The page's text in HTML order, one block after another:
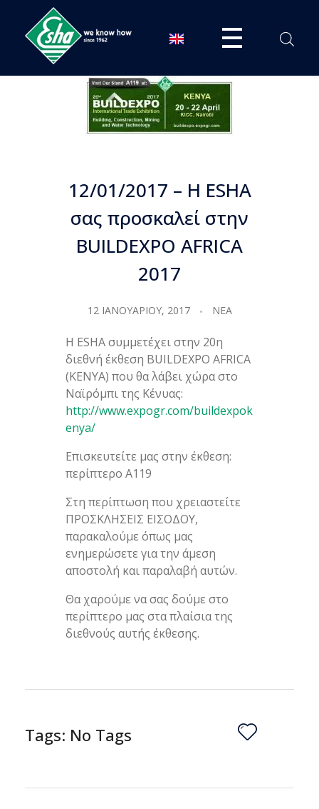
ESHA
12/01/2017 – H ESHA
σας προσκαλεί στην
BUILDEXPO AFRICA
2017
12 ΙΑΝΟΥΑΡΊΟΥ, 2017 ΝΈΑ
H ESHA συμμετέχει στην 20η
διεθνή έκθεση BUILDEXPO AFRICA
(KENYA) που θα λάβει χώρα στο
Ναϊρόμπι της Κένυας:
http://www.expogr.com/buildexpok
enya/
Επισκευτείτε μας στην έκθεση:
περίπτερο Α119
Στη περίπτωση που χρειαστείτε
ΠΡΟΣΚΛΗΣΕΙΣ ΕΙΣΟΔΟΥ,
παρακαλούμε όπως μας
ενημερώσετε για την άμεση
αποστολή και παραλαβή αυτών.
Θα χαρούμε να σας δούμε στο
περίπτερο μας στα πλαίσια της
διεθνούς αυτής έκθεσης.
Tags: No Tags